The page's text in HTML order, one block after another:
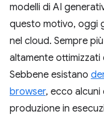
modelli di AI
questo motivo, oggi
nel cloud. Sempre
altamente
Sebbene esistano
browser, ecco alcuni
produzione in